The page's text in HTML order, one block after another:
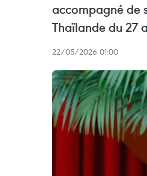
accompagné de
Thaïlande du 27
22/05/2026 01:00